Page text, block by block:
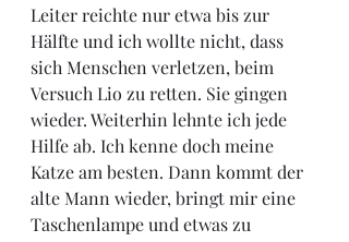
Leiter reichte nur etwa bis zur
Hälfte und ich wollte nicht, dass
sich Menschen verletzen, beim
Versuch Lio zu retten. Sie gingen
wieder. Weiterhin lehnte ich jede
Hilfe ab. Ich kenne doch meine
Katze am besten. Dann kommt der
alte Mann wieder, bringt mir eine
Taschenlampe und etwas zu